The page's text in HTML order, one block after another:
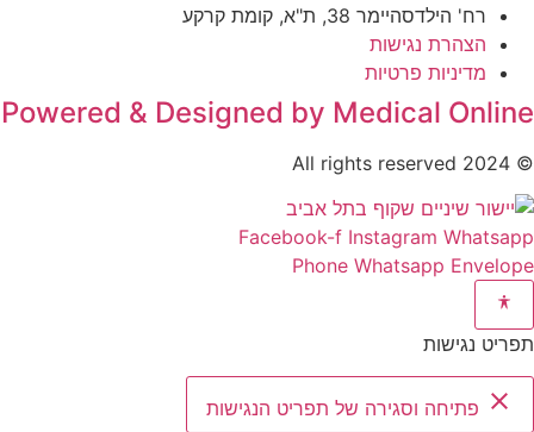
רח' הילדסהיימר 38, ת"א, קומת קרקע
הצהרת נגישות
מדיניות פרטיות
Powered & Designed by Medical Online
© 2024 All rights reserved
Facebook-f Instagram Whatsapp
Phone Whatsapp Envelope
תפריט נגישות
close פתיחה וסגירה של תפריט הנגישות